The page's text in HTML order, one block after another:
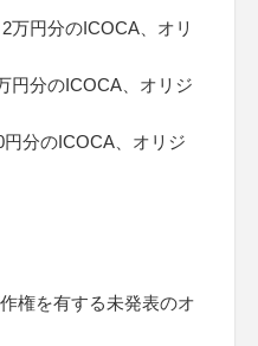
円分のICOCA、オリ
分のICOCA、オリジ
分のICOCA、オリジ
権を有する未発表のオ